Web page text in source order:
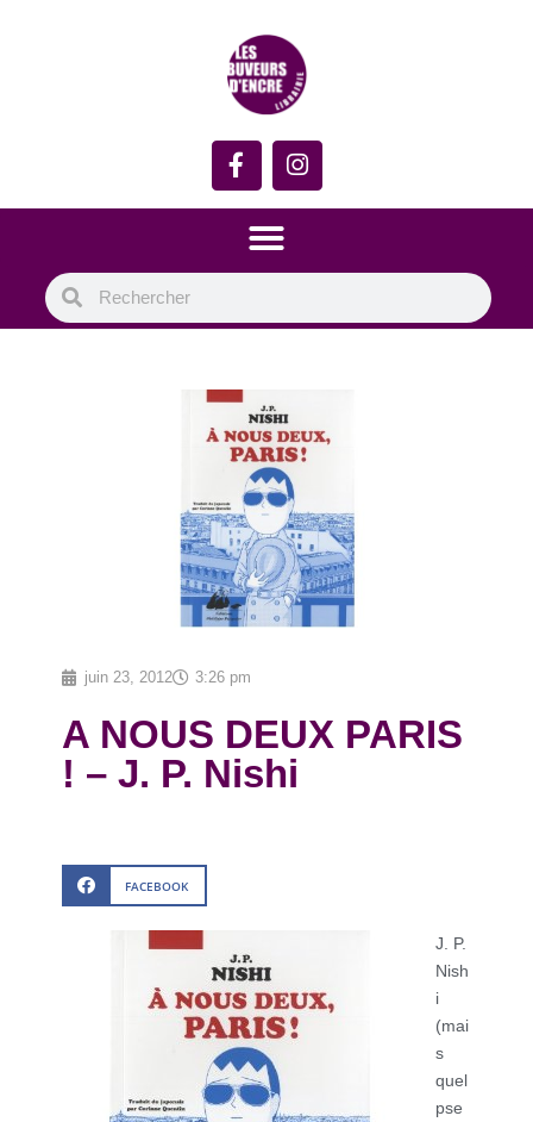
juin 23, 2012 3:26 pm
A NOUS DEUX PARIS
! – J. P. Nishi
FACEBOOK
J. P.
Nish
i
(mai
s
quel
pse